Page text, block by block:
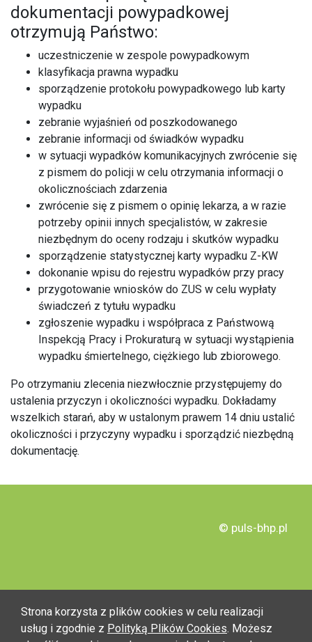
dokumentacji powypadkowej
otrzymują Państwo:
uczestniczenie w zespole powypadkowym
klasyfikacja prawna wypadku
sporządzenie protokołu powypadkowego lub karty
wypadku
zebranie wyjaśnień od poszkodowanego
zebranie informacji od świadków wypadku
w sytuacji wypadków komunikacyjnych zwrócenie się
z pismem do policji w celu otrzymania informacji o
okolicznościach zdarzenia
zwrócenie się z pismem o opinię lekarza, a w razie
potrzeby opinii innych specjalistów, w zakresie
niezbędnym do oceny rodzaju i skutków wypadku
sporządzenie statystycznej karty wypadku Z-KW
dokonanie wpisu do rejestru wypadków przy pracy
przygotowanie wniosków do ZUS w celu wypłaty
świadczeń z tytułu wypadku
zgłoszenie wypadku i współpraca z Państwową
Inspekcją Pracy i Prokuraturą w sytuacji wystąpienia
wypadku śmiertelnego, ciężkiego lub zbiorowego.
Po otrzymaniu zlecenia niezwłocznie przystępujemy do
ustalenia przyczyn i okoliczności wypadku. Dokładamy
wszelkich starań, aby w ustalonym prawem 14 dniu ustalić
okoliczności i przyczyny wypadku i sporządzić niezbędną
dokumentację.
© puls-bhp.pl
Strona korzysta z plików cookies w celu realizacji
usług i zgodnie z Polityką Plików Cookies. Możesz